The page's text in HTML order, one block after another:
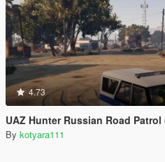
4.73
UAZ Hunter Russian Road
By kotyara111